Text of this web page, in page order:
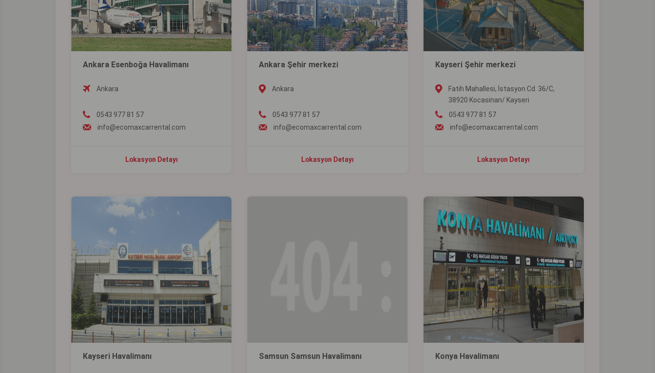
Ankara Esenboğa Havalimanı
Ankara
0543 977 81 57
info@ecomaxcarrental.com
Lokasyon Detayı
Ankara Şehir merkezi
Ankara
0543 977 81 57
info@ecomaxcarrental.com
Lokasyon Detayı
Kayseri Şehir merkezi
Fatih Mahallesi, İstasyon Cd. 36/C,
38920 Kocasinan/ Kayseri
0543 977 81 57
info@ecomaxcarrental.com
Lokasyon Detayı
Kayseri Havalimanı Samsun Samsun Havalimanı Konya Havalimanı